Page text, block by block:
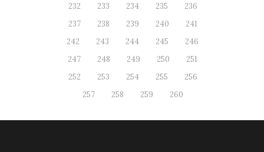
232
233 234 235
236
237
238 239 240
241
242
243 244 245
246
247
248 249 250
251
252
253 254 255
256
257
258 259 260